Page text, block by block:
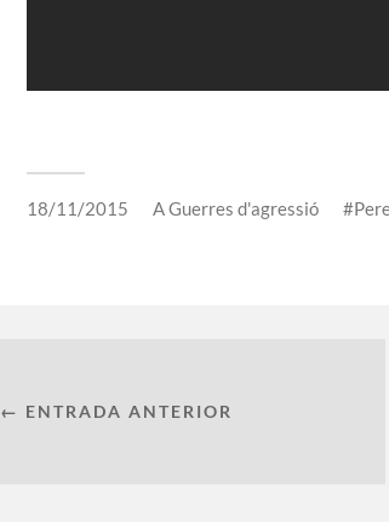
18/11/2015 AGuerres d'agressió
← ENTRADA ANTERIOR